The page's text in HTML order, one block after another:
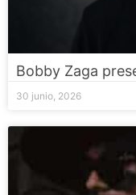
Bobby Zaga
30 junio, 2026